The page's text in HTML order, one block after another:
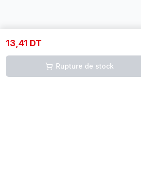
13,41 DT
Rupture de stock